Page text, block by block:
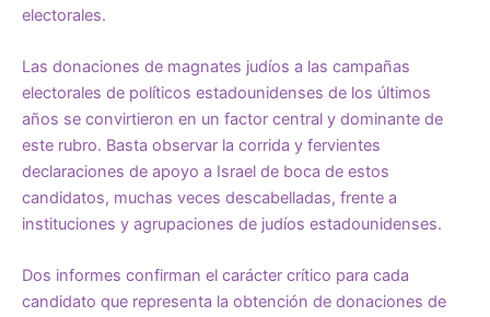
electorales.
Las donaciones de magnates judíos a las campañas
electorales de políticos estadounidenses de los últimos
años se convirtieron en un factor central y dominante de
este rubro. Basta observar la corrida y fervientes
declaraciones de apoyo a Israel de boca de estos
candidatos, muchas veces descabelladas, frente a
instituciones y agrupaciones de judíos estadounidenses.
Dos informes confirman el carácter crítico para cada
candidato que representa la obtención de donaciones de